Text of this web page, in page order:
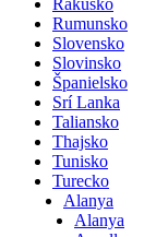
Rakúsko
Rumunsko
Slovensko
Slovinsko
Španielsko
Srí Lanka
Taliansko
Thajsko
Tunisko
Turecko
Alanya
Alanya